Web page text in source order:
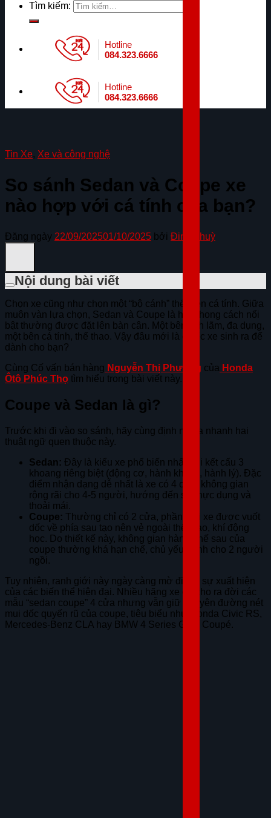
Tìm kiếm:
Hotline
084.323.6666
Hotline
084.323.6666
Tin Xe, Xe và công nghệ
So sánh Sedan và Coupe xe
nào hợp với cá tính của bạn?
Đăng ngày 22/09/202501/10/2025 bởi Đinh Thuỳ
Nội dung bài viết
Chọn xe cũng như chọn một “bộ cánh” thể hiện cá tính. Giữa
muôn vàn lựa chọn, Sedan và Coupe là hai phong cách nổi
bật thường được đặt lên bàn cân. Một bên lịch lãm, đa dụng,
một bên cá tính, thể thao. Vậy đâu mới là chiếc xe sinh ra để
dành cho bạn?
Cùng Cố vấn bán hàng Nguyễn Thị Phương của Honda
Ôtô Phúc Thọ tìm hiểu trong bài viết này.
Coupe và Sedan là gì?
Trước khi đi vào so sánh, hãy cùng định nghĩa nhanh hai
thuật ngữ quen thuộc này.
Sedan: Đây là kiểu xe phổ biến nhất với kết cấu 3
khoang riêng biệt (động cơ, hành khách, hành lý). Đặc
điểm nhận dạng dễ nhất là xe có 4 cửa, không gian
rộng rãi cho 4-5 người, hướng đến sự thực dụng và
thoải mái.
Coupe: Thường chỉ có 2 cửa, phần mui xe được vuốt
dốc về phía sau tạo nên vẻ ngoài thể thao, khí động
học. Do thiết kế này, không gian hàng ghế sau của
coupe thường khá hạn chế, chủ yếu dành cho 2 người
ngồi.
Tuy nhiên, ranh giới này ngày càng mờ đi với sự xuất hiện
của các biến thể hiện đại. Nhiều hãng xe đã cho ra đời các
mẫu “sedan coupe” 4 cửa nhưng vẫn giữ nguyên đường nét
mui dốc quyến rũ của coupe, tiêu biểu như Honda Civic RS,
Mercedes-Benz CLA hay BMW 4 Series Gran Coupé.